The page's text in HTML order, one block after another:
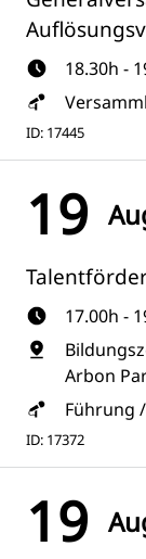
18.30h -
ID: 17445
19
17.00h -
Arbon
Führung
ID: 17372
19